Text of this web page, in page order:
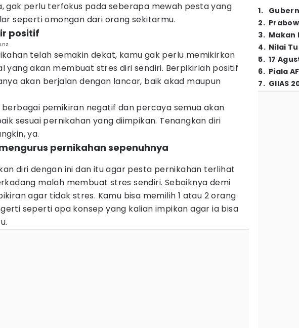
gak perlu terfokus pada seberapa mewah pesta yang
seperti omongan dari orang sekitarmu.
positif
telah semakin dekat, kamu gak perlu memikirkan
yang akan membuat stres diri sendiri. Berpikirlah positif
akan berjalan dengan lancar, baik akad maupun
berbagai pemikiran negatif dan percaya semua akan
sesuai pernikahan yang diimpikan. Tenangkan diri
ya.
pernikahan sepenuhnya
diri dengan ini dan itu agar pesta pernikahan terlihat
malah membuat stres sendiri. Sebaiknya demi
agar tidak stres. Kamu bisa memilih 1 atau 2 orang
seperti apa konsep yang kalian impikan agar ia bisa
1.
2.
3. Makan
4. Nilai
5. 17
6. Piala
7. GIIAS